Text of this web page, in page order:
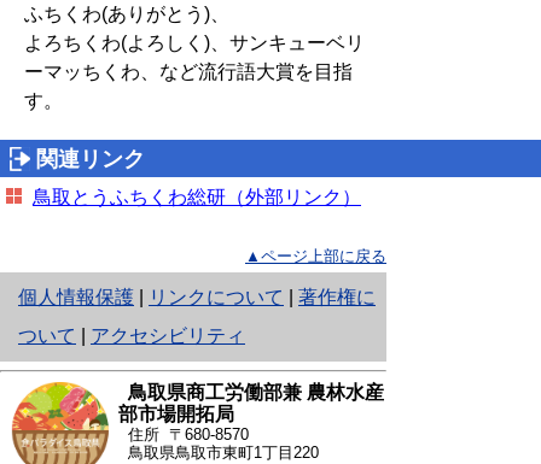
ふちくわ(ありがとう)、
よろちくわ(よろしく)、サンキューベリ
ーマッちくわ、など流行語大賞を目指
す。
関連リンク
鳥取とうふちくわ総研（外部リンク）
▲ページ上部に戻る
個人情報保護
と
り
ネ
ッ
ト
リンクについて
著作権に
ついて
アクセシビリティ
鳥取県商工労働部兼 農林水産
部市場開拓局
住所 〒680-8570
鳥取県鳥取市東町1丁目220